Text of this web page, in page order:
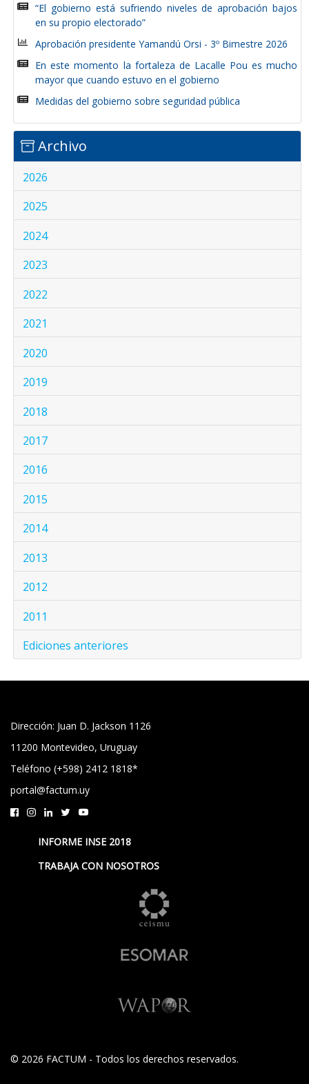
“El gobierno está sufriendo niveles de aprobación bajos
en su propio electorado”
Aprobación presidente Yamandú Orsi - 3º Bimestre 2026
En este momento la fortaleza de Lacalle Pou es mucho
mayor que cuando estuvo en el gobierno
Medidas del gobierno sobre seguridad pública
Archivo
2026
2025
2024
2023
2022
2021
2020
2019
2018
2017
2016
2015
2014
2013
2012
2011
Ediciones anteriores
Dirección: Juan D. Jackson 1126
11200 Montevideo, Uruguay
Teléfono (+598) 2412 1818*
portal@factum.uy
INFORME INSE 2018
TRABAJA CON NOSOTROS
© 2026 FACTUM - Todos los derechos reservados.